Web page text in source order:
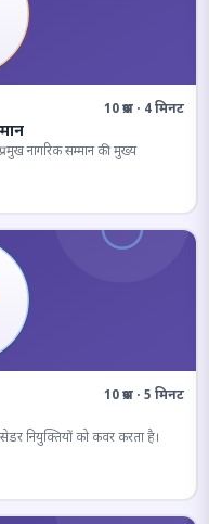
10 प्रश्न · 4 मिनट
नागरिक सम्मान की मुख्य
10 प्रश्न · 5 मिनट
नियुक्तियों को कवर करता है।